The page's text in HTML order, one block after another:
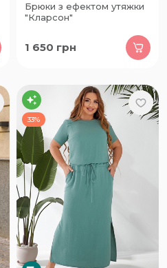
Брюки з ефектом утяжки
"Кларсон"
1 650 грн
33%